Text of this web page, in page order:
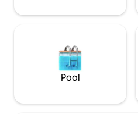
Pool